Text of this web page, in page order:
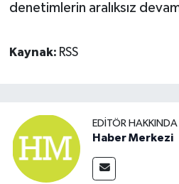
denetimlerin aralıksız
Kaynak: RSS
EDITÖR HAKKINDA
Haber Merkezi